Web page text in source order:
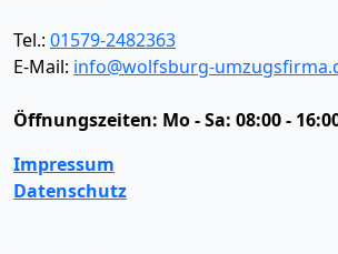
Tel.: 01579-2482363
E-Mail: info@wolfsburg-
Öffnungszeiten: Mo - Sa: 08:00 -
Impressum
Datenschutz